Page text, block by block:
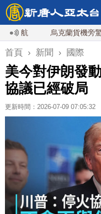
烏克蘭貨機旁驚現炸
首頁 › 新聞 › 國際
美今對伊朗發
協議已經破局
更新時間：2026-07-09 07:05:32